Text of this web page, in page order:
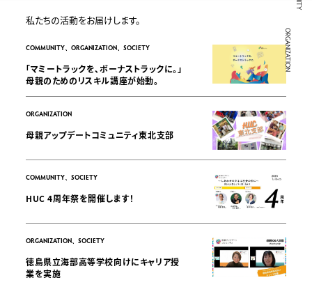
私たちの活動をお届けします。
COMMUNITY、ORGANIZATION、SOCIETY
「マミートラックを、ボーナストラックに。」
母親のためのリスキル講座が始動。
ORGANIZATION
母親アップデートコミュニティ東北支部
COMMUNITY、SOCIETY
HUC 4周年祭を開催します！
ORGANIZATION、SOCIETY
徳島県立海部高等学校向けにキャリア授
業を実施
ORGANIZATION